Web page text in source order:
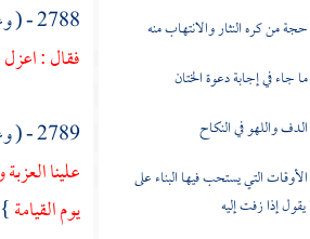
من كره النثار والانتهاب منه
جاء في إجابة دعوة الختان
واللهو في النكاح
التي يستحب فيها البناء على
يقول إذا زفت إليه
2788 - ( وعن
فقال : اعزل
2789 - ( وعن
علينا
يوم القيامة}